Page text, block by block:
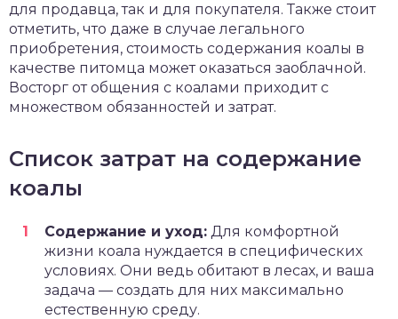
для продавца, так и для покупателя. Также стоит
отметить, что даже в случае легального
приобретения, стоимость содержания коалы в
качестве питомца может оказаться заоблачной.
Восторг от общения с коалами приходит с
множеством обязанностей и затрат.
Список затрат на содержание
коалы
Содержание и уход: Для комфортной
жизни коала нуждается в специфических
условиях. Они ведь обитают в лесах, и ваша
задача — создать для них максимально
естественную среду.